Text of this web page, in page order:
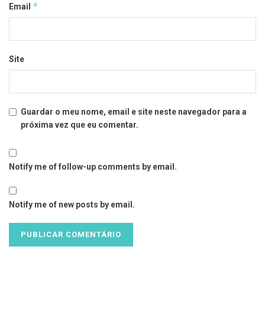
Email *
Site
Guardar o meu nome, email e site neste navegador para a
próxima vez que eu comentar.
Notify me of follow-up comments by email.
Notify me of new posts by email.